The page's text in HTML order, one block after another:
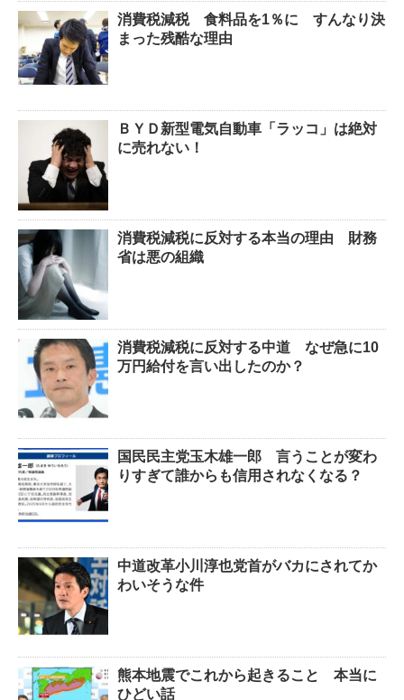
消費税減税 食料品を1％に すんなり決
まった残酷な理由
ＢＹＤ新型電気自動車「ラッコ」は絶対
に売れない！
消費税減税に反対する本当の理由 財務
省は悪の組織
消費税減税に反対する中道 なぜ急に10
万円給付を言い出したのか？
国民民主党玉木雄一郎 言うことが変わ
りすぎて誰からも信用されなくなる？
中道改革小川淳也党首がバカにされてか
わいそうな件
熊本地震でこれから起きること 本当に
ひどい話